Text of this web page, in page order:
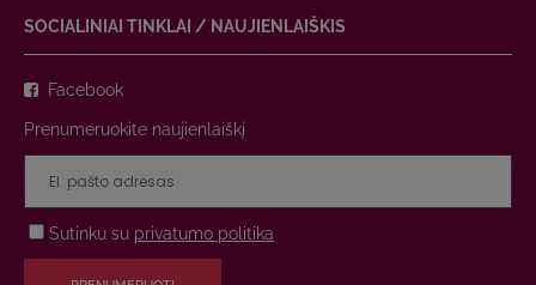
SOCIALINIAI TINKLAI / NAUJIENLAIŠKIS
Facebook
Prenumeruokite naujienlaiškį
Sutinku su privatumo politika